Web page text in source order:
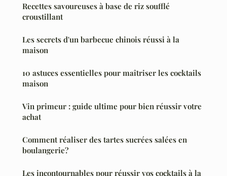
Recettes savoureuses à base de riz soufflé
croustillant
Les secrets d'un barbecue chinois réussi à la
maison
10 astuces essentielles pour maîtriser les cocktails
maison
Vin primeur : guide ultime pour bien réussir votre
achat
Comment réaliser des tartes sucrées salées en
boulangerie?
Les incontournables pour réussir vos cocktails à la